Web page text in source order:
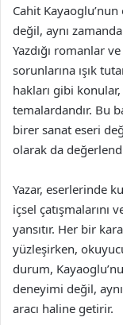
Cahit
değil, aynı
Yazdığı romanlar
sorunlarına ışık
hakları gibi
temalardandır. Bu
birer sanat eseri
olarak da
Yazar, eserlerinde
içsel çatışmalarını
yansıtır. Her bir
yüzleşirken,
durum,
deneyimi değil,
aracı haline getirir.